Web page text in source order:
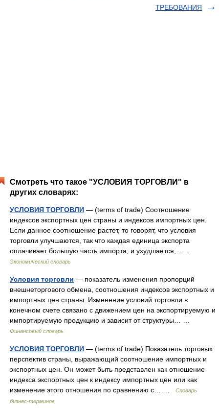
ТРЕБОВАНИЯ
Смотреть что такое "УСЛОВИЯ ТОРГОВЛИ" в
других словарях:
УСЛОВИЯ ТОРГОВЛИ — (terms of trade) Соотношение
индексов экспортных цен страны и индексов импортных цен.
Если данное соотношение растет, то говорят, что условия
торговли улучшаются, так что каждая единица экспорта
оплачивает большую часть импорта; и ухудшается,… …
Экономический словарь
Условия торговли — показатель изменения пропорций
внешнеторгового обмена, соотношения индексов экспортных и
импортных цен страны. Изменение условий торговли в
конечном счете связано с движением цен на экспортируемую и
импортируемую продукцию и зависит от структуры… …
Финансовый словарь
УСЛОВИЯ ТОРГОВЛИ — (terms of trade) Показатель торговых
перспектив страны, выражающий соотношение импортных и
экспортных цен. Он может быть представлен как отношение
индекса экспортных цен к индексу импортных цен или как
изменение этого отношения по сравнению с… …
Словарь
бизнес-терминов